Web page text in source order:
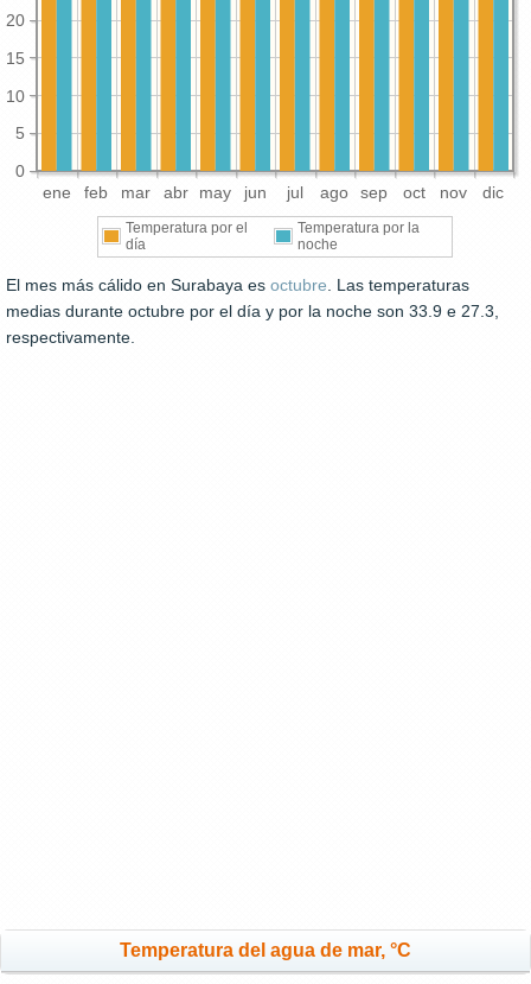
ene feb mar abr may jun jul ago sep oct nov dic
0
5
10
15
20
Temperatura por el
día
Temperatura por la
noche
El mes más cálido en Surabaya es octubre. Las temperaturas
medias durante octubre por el día y por la noche son 33.9 e 27.3,
respectivamente.
Temperatura del agua de mar, °C